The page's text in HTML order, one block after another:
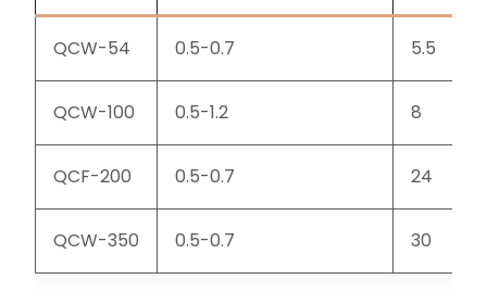
QCW-54 0.5-0.7 5.5
QCW-100 0.5-1.2 8
QCF-200 0.5-0.7 24
QCW-350 0.5-0.7 30